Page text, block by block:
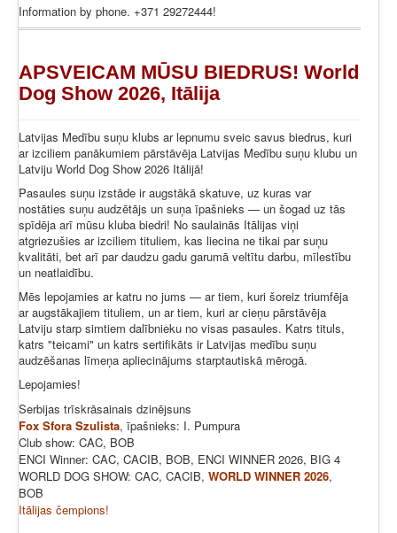
Information by phone. +371 29272444!
APSVEICAM MŪSU BIEDRUS! World
Dog Show 2026, Itālija
Latvijas Medību suņu klubs ar lepnumu sveic savus biedrus, kuri
ar izciliem panākumiem pārstāvēja Latvijas Medību suņu klubu un
Latviju World Dog Show 2026 Itālijā!
Pasaules suņu izstāde ir augstākā skatuve, uz kuras var
nostāties suņu audzētājs un suņa īpašnieks — un šogad uz tās
spīdēja arī mūsu kluba biedri! No saulainās Itālijas viņi
atgriezušies ar izciliem tituliem, kas liecina ne tikai par suņu
kvalitāti, bet arī par daudzu gadu garumā veltītu darbu, mīlestību
un neatlaidību.
Mēs lepojamies ar katru no jums — ar tiem, kuri šoreiz triumfēja
ar augstākajiem tituliem, un ar tiem, kuri ar cieņu pārstāvēja
Latviju starp simtiem dalībnieku no visas pasaules. Katrs tituls,
katrs "teicami" un katrs sertifikāts ir Latvijas medību suņu
audzēšanas līmeņa apliecinājums starptautiskā mērogā.
Lepojamies!
Serbijas trīskrāsainais dzinējsuns
Fox Sfora Szulista, īpašnieks: I. Pumpura
Club show: CAC, BOB
ENCI Winner: CAC, CACIB, BOB, ENCI WINNER 2026, BIG 4
WORLD DOG SHOW: CAC, CACIB, WORLD WINNER 2026,
BOB
Itālijas čempions!